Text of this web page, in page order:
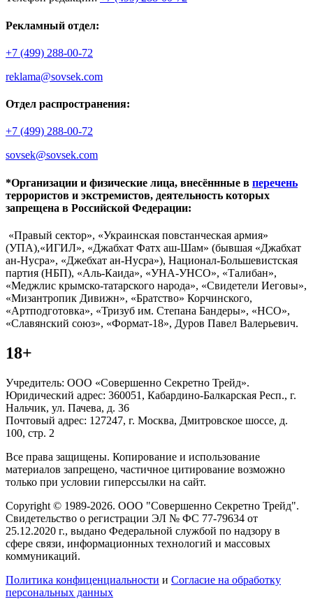
Рекламный отдел:
+7 (499) 288-00-72
reklama@sovsek.com
Отдел распространения:
+7 (499) 288-00-72
sovsek@sovsek.com
*Организации и физические лица, внесённные в перечень
террористов и экстремистов, деятельность которых
запрещена в Российской Федерации:
«Правый сектор», «Украинская повстанческая армия»
(УПА),«ИГИЛ», «Джабхат Фатх аш-Шам» (бывшая «Джабхат
ан-Нусра», «Джебхат ан-Нусра»), Национал-Большевистская
партия (НБП), «Аль-Каида», «УНА-УНСО», «Талибан»,
«Меджлис крымско-татарского народа», «Свидетели Иеговы»,
«Мизантропик Дивижн», «Братство» Корчинского,
«Артподготовка», «Тризуб им. Степана Бандеры», «НСО»,
«Славянский союз», «Формат-18», Дуров Павел Валерьевич.
18+
Учредитель: ООО «Совершенно Секретно Трейд».
Юридический адрес: 360051, Кабардино-Балкарская Респ., г.
Нальчик, ул. Пачева, д. 36
Почтовый адрес: 127247, г. Москва, Дмитровское шоссе, д.
100, стр. 2
Все права защищены. Копирование и использование
материалов запрещено, частичное цитирование возможно
только при условии гиперссылки на сайт.
Copyright © 1989-2026. ООО "Совершенно Секретно Трейд".
Свидетельство о регистрации ЭЛ № ФС 77-79634 от
25.12.2020 г., выдано Федеральной службой по надзору в
сфере связи, информационных технологий и массовых
коммуникаций.
Политика конфиценциальности и Согласие на обработку
персональных данных